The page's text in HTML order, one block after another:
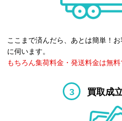
ここまで済んだら、あとは簡単！
に伺います。
もちろん集荷料金・発送料金は無料
3 買取成